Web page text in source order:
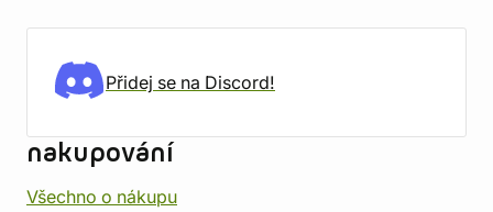
Přidej se na Discord!
nakupování
Všechno o nákupu